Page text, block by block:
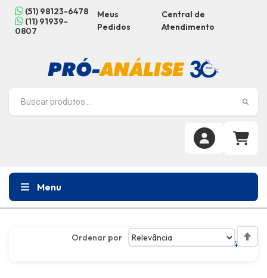
(51) 98123-6478
(11) 91939-
0807
Meus
Pedidos
Central de
Atendimento
Menu
Itens1-12de143
Ordenar por